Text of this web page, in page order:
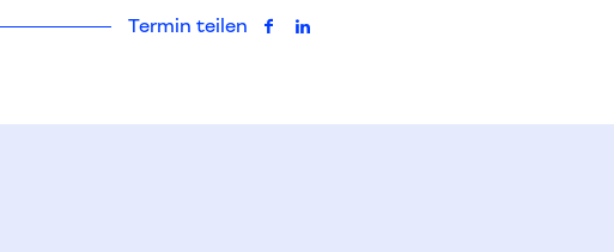
Termin teilen auf Facebook teilen
auf LinkedIn teilen